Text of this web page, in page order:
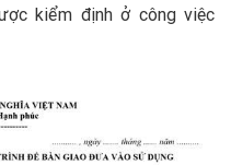
kiểm định ở công việc